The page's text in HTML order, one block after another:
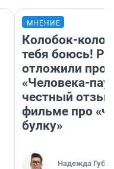
МНЕНИЕ
Колобок-
тебя боюсь!
отложили
«Человека-
честный
фильме про
булку»
Надежда